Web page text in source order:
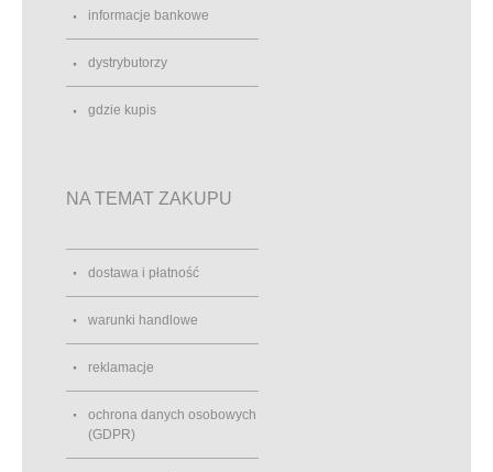
informacje bankowe
dystrybutorzy
gdzie kupis
NA TEMAT ZAKUPU
dostawa i płatność
warunki handlowe
reklamacje
ochrona danych osobowych
(GDPR)